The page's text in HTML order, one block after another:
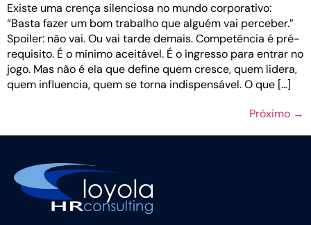
Existe uma crença silenciosa no mundo corporativo:
“Basta fazer um bom trabalho que alguém vai perceber.”
Spoiler: não vai. Ou vai tarde demais. Competência é pré-
requisito. É o mínimo aceitável. É o ingresso para entrar no
jogo. Mas não é ela que define quem cresce, quem lidera,
quem influencia, quem se torna indispensável. O que […]
Próximo →